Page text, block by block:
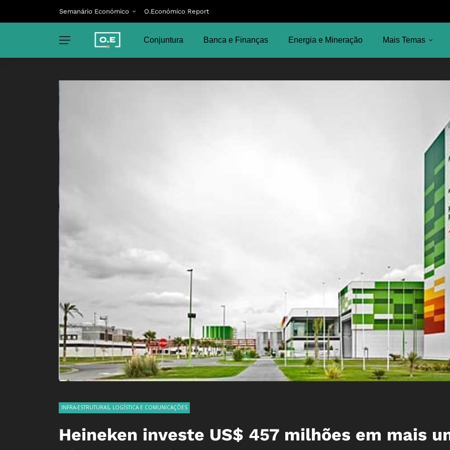
Semanário Económico O.Económico Report
Conjuntura Banca e Finanças Energia e Mineração Mais Temas
INFRA-ESTRUTURAS, LOGÍSTICA E COMUNICAÇÕES
Heineken investe US$ 457 milhões em mais